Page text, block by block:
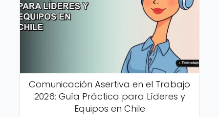
Comunicación Asertiva en el Trabajo
2026: Guía Práctica para Líderes y
Equipos en Chile